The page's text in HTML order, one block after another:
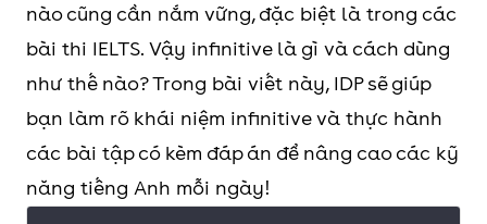
nào cũng cần nắm vững, đặc biệt là trong các
bài thi IELTS. Vậy infinitive là gì và cách dùng
như thế nào? Trong bài viết này, IDP sẽ giúp
bạn làm rõ khái niệm infinitive và thực hành
các bài tập có kèm đáp án để nâng cao các kỹ
năng tiếng Anh mỗi ngày!